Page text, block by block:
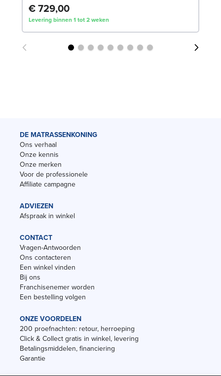
€ 729,00
Levering binnen 1 tot 2 weken
DE MATRASSENKONING
Ons verhaal
Onze kennis
Onze merken
Voor de professionele
Affiliate campagne
ADVIEZEN
Afspraak in winkel
CONTACT
Vragen-Antwoorden
Ons contacteren
Een winkel vinden
Bij ons
Franchisenemer worden
Een bestelling volgen
ONZE VOORDELEN
200 proefnachten: retour, herroeping
Click & Collect gratis in winkel, levering
Betalingsmiddelen, financiering
Garantie